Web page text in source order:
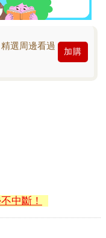
選周邊看過
加購
中斷！